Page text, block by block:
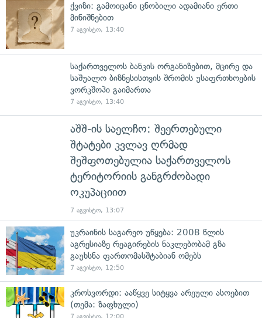
ქვიზი: გამოიცანი ცნობილი ადამიანი ერთი
მინიშნებით
7 აგვისტო, 13:40
საქართველოს ბანკის ორგანიზებით, მცირე და
საშუალო ბიზნესისთვის შრომის უსაფრთხოების
ვორკშოპი გაიმართა
7 აგვისტო, 13:40
აშშ-ის საელჩო: შეერთებული
შტატები კვლავ ღრმად
შეშფოთებულია საქართველოს
ტერიტორიის განგრძობადი
ოკუპაციით
7 აგვისტო, 13:07
უკრაინის საგარეო უწყება: 2008 წლის
აგრესიაზე რეაგირების ნაკლებობამ გზა
გაუხსნა ფართომასშტაბიან ომებს
7 აგვისტო, 12:50
კროსვორდი: ააწყვე სიტყვა არეული ასოებით
(თემა: ზაფხული)